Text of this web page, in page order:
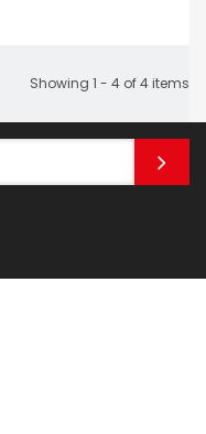
Showing 1 - 4 of 4 items